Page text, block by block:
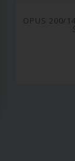
OPUS 200/